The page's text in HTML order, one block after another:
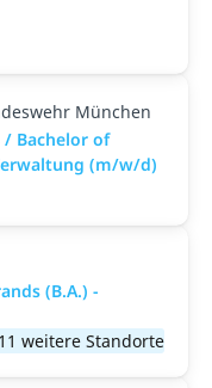
München
/ Bachelor of
(m/w/d)
(B.A.) -
weitere Standorte